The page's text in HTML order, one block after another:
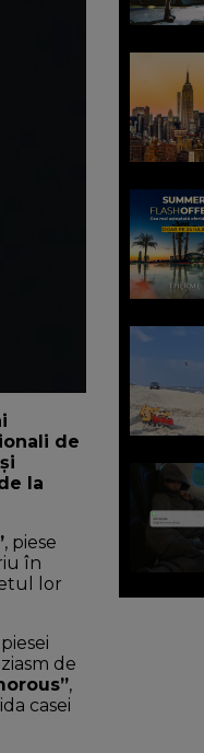
de
la
, piese
în
lor
de
,
casei